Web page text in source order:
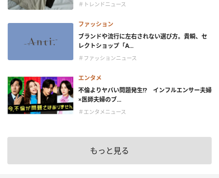
＃トレンドニュース
ファッション
ブランドや流行に左右されない選び方。貴瞬、セ
レクトショップ「A...
＃ファッションニュース
エンタメ
不倫よりヤバい問題発生!? インフルエンサー夫婦
×医師夫婦のブ...
＃エンタメニュース
もっと見る